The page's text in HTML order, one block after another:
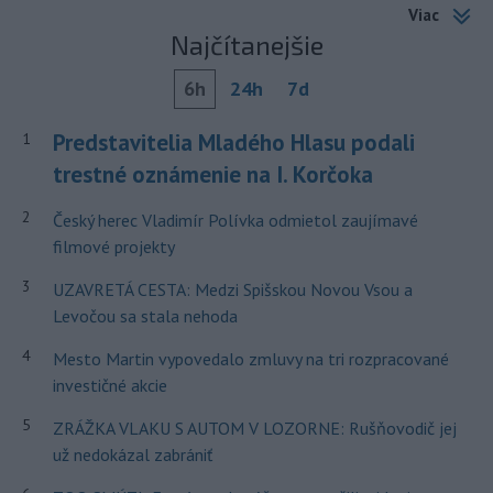
Viac
Najčítanejšie
6h 24h 7d
1
Predstavitelia Mladého Hlasu podali
trestné oznámenie na I. Korčoka
2
Český herec Vladimír Polívka odmietol zaujímavé
filmové projekty
3
UZAVRETÁ CESTA: Medzi Spišskou Novou Vsou a
Levočou sa stala nehoda
4
Mesto Martin vypovedalo zmluvy na tri rozpracované
investičné akcie
5
ZRÁŽKA VLAKU S AUTOM V LOZORNE: Rušňovodič jej
už nedokázal zabrániť